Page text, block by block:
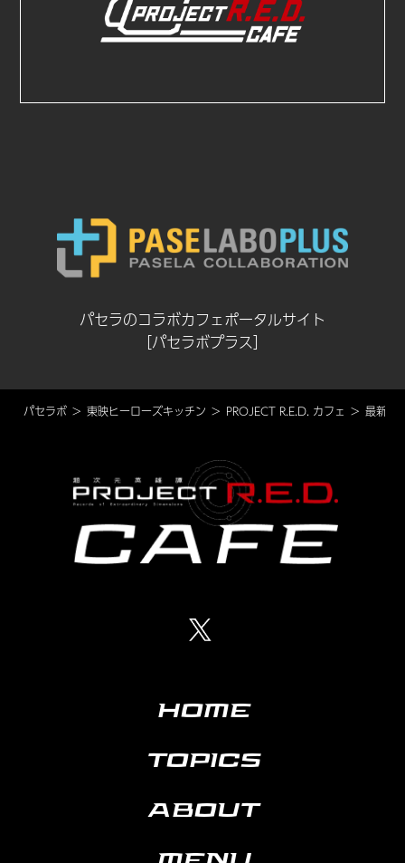
パセラのコラボカフェポータルサイト
［パセラボプラス］
パセラボ 東映ヒーローズキッチン PROJECT R.E.D. カフェ 最新情
HOME
TOPICS
ABOUT